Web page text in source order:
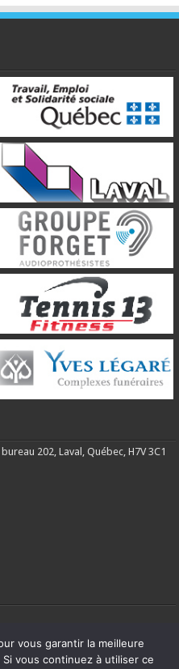
202, Laval, Québec, H7V 3C1
vous garantir la meilleure
vous continuez à utiliser ce